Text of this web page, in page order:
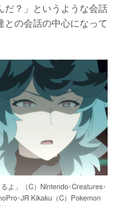
だ？」というような会話
の会話の中心になって
よ」（C）Nintendo･Creatures･
･JR Kikaku（C）Pokemon